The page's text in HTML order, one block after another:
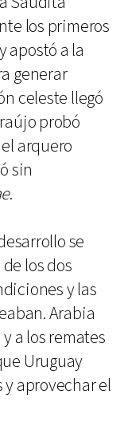
los primeros
apostó a la
generar
celeste llegó
probó
arquero
sin
.
se
los dos
y las
Arabia
a los remates
Uruguay
y aprovechar el